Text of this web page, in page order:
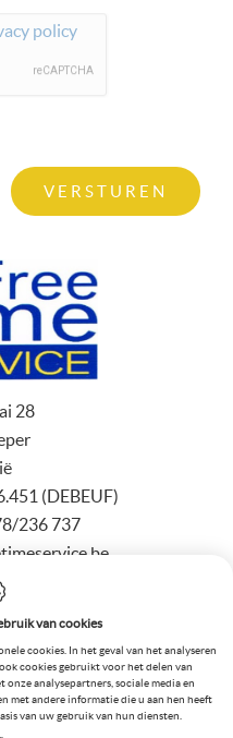
policy
van cookies
cookies. In het geval van het analyseren
cookies gebruikt voor het delen van
analysepartners, sociale media en
met andere informatie die u aan hen heeft
van uw gebruik van hun diensten.
28
(DEBEUF)
236 737
-Sitemap- Cookie Policy